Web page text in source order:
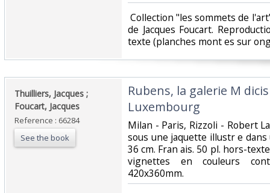
Collection "les sommets de
de Jacques Foucart.
texte (planches mont es sur
‎Thuilliers, Jacques ;
Foucart, Jacques‎
Reference : 66284
See the book
‎Rubens, la galerie M
Luxembourg ‎
‎Milan - Paris, Rizzoli - Robert
sous une jaquette illustr e
36 cm. Fran ais. 50 pl. hors-
vignettes en couleurs
420x360mm.‎